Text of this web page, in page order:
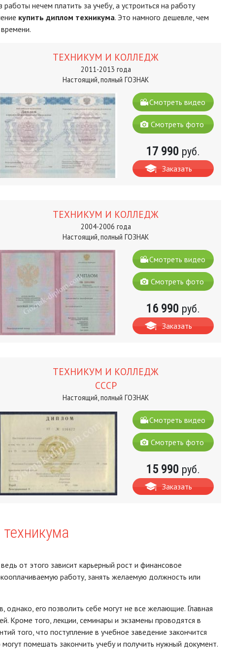
нечем платить за учебу, а устроиться на работу
купить диплом техникума. Это намного дешевле, чем
ТЕХНИКУМ И КОЛЛЕДЖ
2011-2013 года
Настоящий, полный ГОЗНАК
Смотреть видео
Смотреть фото
17 990 руб.
Заказать
ТЕХНИКУМ И КОЛЛЕДЖ
2004-2006 года
Настоящий, полный ГОЗНАК
Смотреть видео
Смотреть фото
16 990 руб.
Заказать
ТЕХНИКУМ И КОЛЛЕДЖ
СССР
Настоящий, полный ГОЗНАК
Смотреть видео
Смотреть фото
15 990 руб.
Заказать
от этого зависит карьерный рост и финансовое
работу, занять желаемую должность или
его позволить себе могут не все желающие. Главная
Кроме того, лекции, семинары и экзамены проводятся в
того, что поступление в учебное заведение закончится
помешать закончить учебу и получить нужный документ.